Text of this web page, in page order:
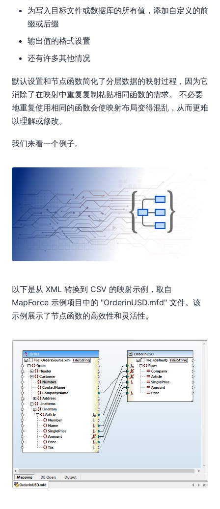
为写入目标文件或数据库的所有值，添加自定义的前
缀或后缀
输出值的格式设置
还有许多其他情况
默认设置和节点函数简化了分层数据的映射过程，因为它
消除了在映射中重复复制粘贴相同函数的需求。 不必要
地重复使用相同的函数会使映射布局变得混乱，从而更难
以理解或修改。
我们来看一个例子。
以下是从 XML 转换到 CSV 的映射示例，取自
MapForce 示例项目中的 "OrderinUSD.mfd" 文件。该
示例展示了节点函数的高效性和灵活性。